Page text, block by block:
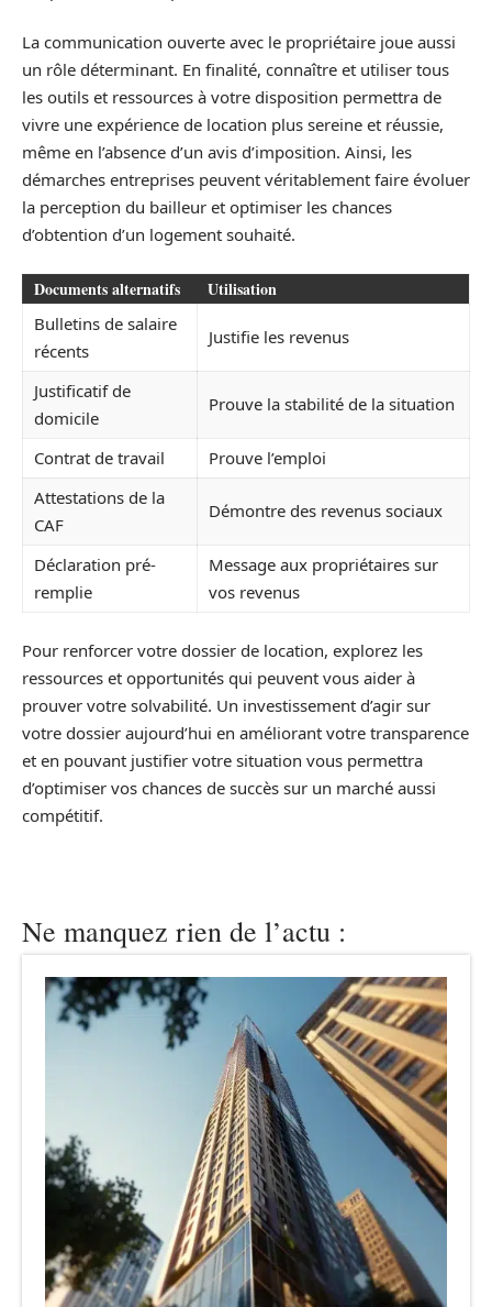
La communication ouverte avec le propriétaire joue aussi
un rôle déterminant. En finalité, connaître et utiliser tous
les outils et ressources à votre disposition permettra de
vivre une expérience de location plus sereine et réussie,
même en l’absence d’un avis d’imposition. Ainsi, les
démarches entreprises peuvent véritablement faire évoluer
la perception du bailleur et optimiser les chances
d’obtention d’un logement souhaité.
Documents alternatifs Utilisation
Bulletins de salaire
récents
Justifie les revenus
Justificatif de
domicile
Prouve la stabilité de la situation
Contrat de travail
Prouve l’emploi
Attestations de la
CAF
Démontre des revenus sociaux
Déclaration pré-
remplie
Message aux propriétaires sur
vos revenus
Pour renforcer votre dossier de location, explorez les
ressources et opportunités qui peuvent vous aider à
prouver votre solvabilité. Un investissement d’agir sur
votre dossier aujourd’hui en améliorant votre transparence
et en pouvant justifier votre situation vous permettra
d’optimiser vos chances de succès sur un marché aussi
compétitif.
Ne manquez rien de l’actu :